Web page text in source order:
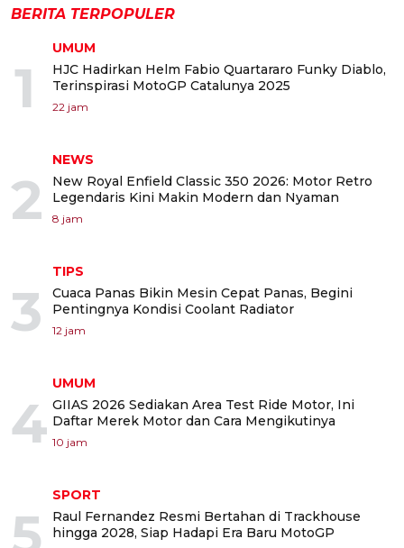
BERITA TERPOPULER
1
UMUM
HJC Hadirkan Helm Fabio Quartararo Funky Diablo,
Terinspirasi MotoGP Catalunya 2025
22 jam
2
NEWS
New Royal Enfield Classic 350 2026: Motor Retro
Legendaris Kini Makin Modern dan Nyaman
8 jam
3
TIPS
Cuaca Panas Bikin Mesin Cepat Panas, Begini
Pentingnya Kondisi Coolant Radiator
12 jam
4
UMUM
GIIAS 2026 Sediakan Area Test Ride Motor, Ini
Daftar Merek Motor dan Cara Mengikutinya
10 jam
SPORT
Raul Fernandez Resmi Bertahan di Trackhouse
hingga 2028, Siap Hadapi Era Baru MotoGP